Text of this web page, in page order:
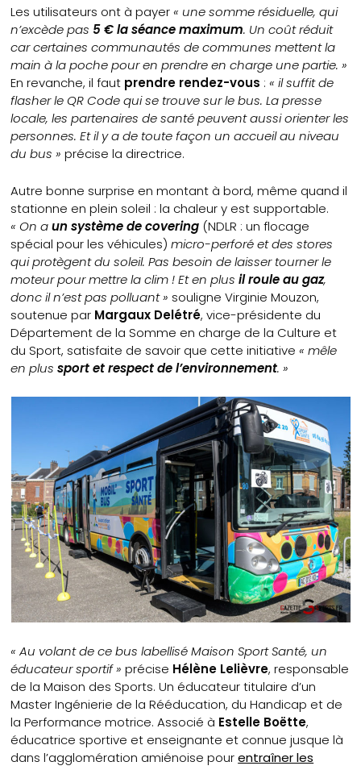
Les utilisateurs ont à payer« une somme résiduelle, qui
n’excède pas 5 € la séance maximum. Un coût réduit
car certaines communautés de communes mettent la
main à la poche pour en prendre en charge une partie. »
En revanche, il faut prendre rendez-vous :« il suffit de
flasher le QR Code qui se trouve sur le bus. La presse
locale, les partenaires de santé peuvent aussi orienter les
personnes. Et il y a de toute façon un accueil au niveau
du bus »précise la directrice.
Autre bonne surprise en montant à bord, même quand il
stationne en plein soleil : la chaleur y est supportable.
« On aun système de covering (NDLR : un flocage
spécial pour les véhicules)micro-perforé et des stores
qui protègent du soleil. Pas besoin de laisser tourner le
moteur pour mettre la clim ! Et en plusil roule au gaz,
donc il n’est pas polluant » souligne Virginie Mouzon,
soutenue par Margaux Delétré, vice-présidente du
Département de la Somme en charge de la Culture et
du Sport, satisfaite de savoir que cette initiative« mêle
en plussport et respect de l’environnement. »
« Au volant de ce bus labellisé Maison Sport Santé, un
éducateur sportif »précise Hélène Lelièvre, responsable
de la Maison des Sports. Un éducateur titulaire d’un
Master Ingénierie de la Rééducation, du Handicap et de
la Performance motrice. Associé à Estelle Boëtte,
éducatrice sportive et enseignante et connue jusque là
dans l’agglomération amiénoise pourentraîner les